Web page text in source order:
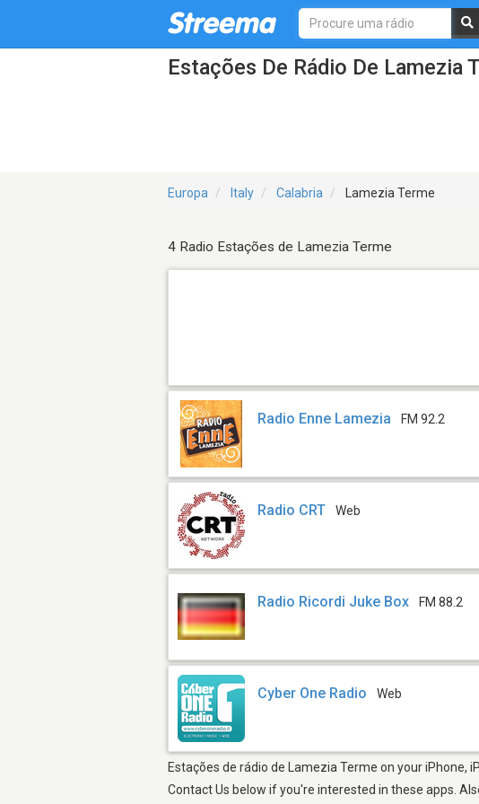
Estações De Rádio De Lamezia
Europa Italy Calabria Lamezia Terme
4 Radio Estações de Lamezia Terme
Radio Enne Lamezia FM 92.2
Radio CRT Web
Radio Ricordi Juke Box FM 88.2
Cyber One Radio Web
Estações de rádio de Lamezia Terme on your iPhone,
Contact Us below if you're interested in these apps.